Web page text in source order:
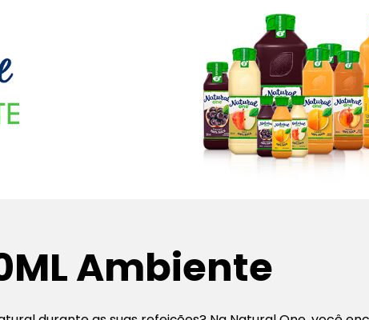
Ambiente